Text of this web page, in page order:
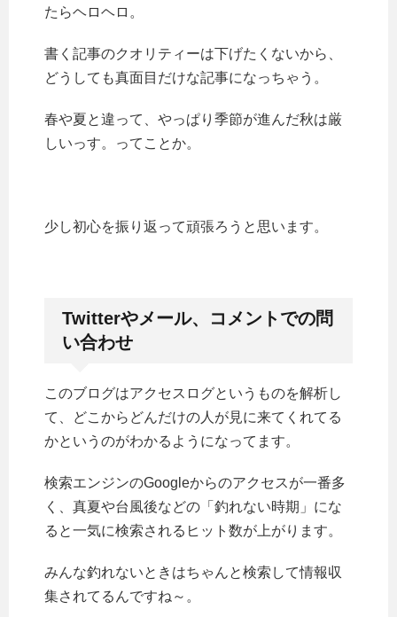
たらヘロヘロ。
書く記事のクオリティーは下げたくないから、
どうしても真面目だけな記事になっちゃう。
春や夏と違って、やっぱり季節が進んだ秋は厳
しいっす。ってことか。
少し初心を振り返って頑張ろうと思います。
Twitterやメール、コメントでの問
い合わせ
このブログはアクセスログというものを解析し
て、どこからどんだけの人が見に来てくれてる
かというのがわかるようになってます。
検索エンジンのGoogleからのアクセスが一番多
く、真夏や台風後などの「釣れない時期」にな
ると一気に検索されるヒット数が上がります。
みんな釣れないときはちゃんと検索して情報収
集されてるんですね～。